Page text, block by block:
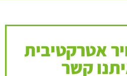
אטרקטיבית
קשר